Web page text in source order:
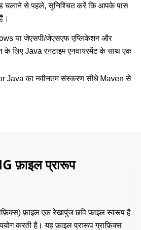
चलाने से पहले, सुनिश्चित करें कि आपके पास
या जेएसपी/जेएसएफ एप्लिकेशन और
के लिए Java रनटाइम एनवायरमेंट के साथ एक
Java का नवीनतम संस्करण सीधे Maven से
फ़ाइल प्रारूप
फ़ाइल एक रेखापुंज छवि फ़ाइल स्वरूप है
करती है। यह फ़ाइल प्रारूप ग्राफ़िक्स